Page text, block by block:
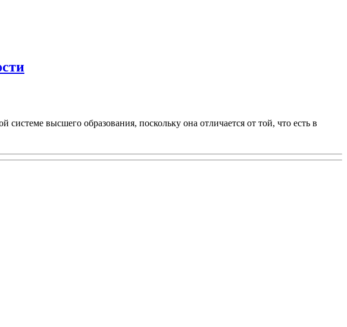
высшего образования, поскольку она отличается от той, что есть в